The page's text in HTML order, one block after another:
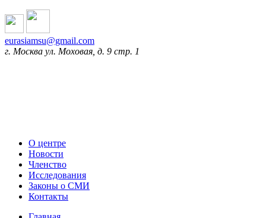
eurasiamsu@gmail.com
г. Москва ул. Моховая, д. 9 стр. 1
О центре
Новости
Членство
Исследования
Законы о СМИ
Контакты